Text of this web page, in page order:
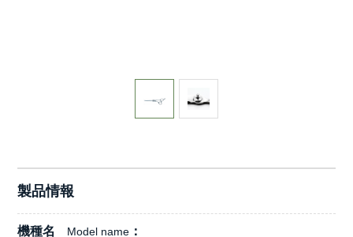
製品情報
機種名 Model name